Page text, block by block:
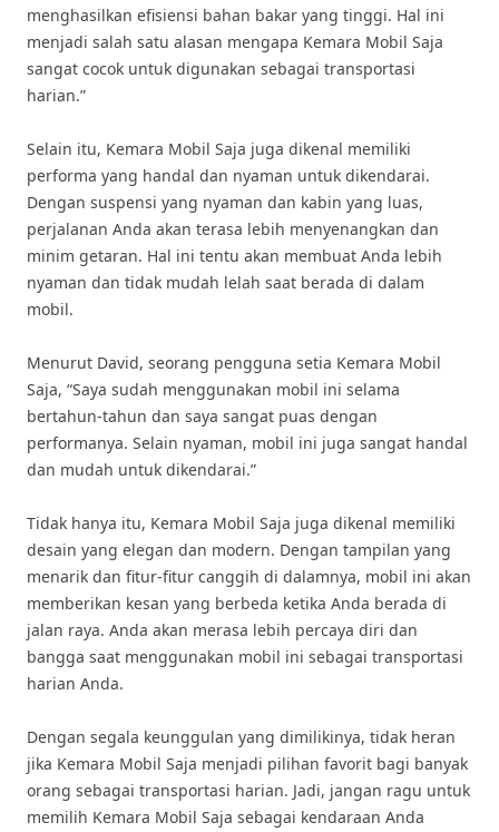
menghasilkan efisiensi bahan bakar yang tinggi. Hal ini
menjadi salah satu alasan mengapa Kemara Mobil Saja
sangat cocok untuk digunakan sebagai transportasi
harian.”
Selain itu, Kemara Mobil Saja juga dikenal memiliki
performa yang handal dan nyaman untuk dikendarai.
Dengan suspensi yang nyaman dan kabin yang luas,
perjalanan Anda akan terasa lebih menyenangkan dan
minim getaran. Hal ini tentu akan membuat Anda lebih
nyaman dan tidak mudah lelah saat berada di dalam
mobil.
Menurut David, seorang pengguna setia Kemara Mobil
Saja, “Saya sudah menggunakan mobil ini selama
bertahun-tahun dan saya sangat puas dengan
performanya. Selain nyaman, mobil ini juga sangat handal
dan mudah untuk dikendarai.”
Tidak hanya itu, Kemara Mobil Saja juga dikenal memiliki
desain yang elegan dan modern. Dengan tampilan yang
menarik dan fitur-fitur canggih di dalamnya, mobil ini akan
memberikan kesan yang berbeda ketika Anda berada di
jalan raya. Anda akan merasa lebih percaya diri dan
bangga saat menggunakan mobil ini sebagai transportasi
harian Anda.
Dengan segala keunggulan yang dimilikinya, tidak heran
jika Kemara Mobil Saja menjadi pilihan favorit bagi banyak
orang sebagai transportasi harian. Jadi, jangan ragu untuk
memilih Kemara Mobil Saja sebagai kendaraan Anda